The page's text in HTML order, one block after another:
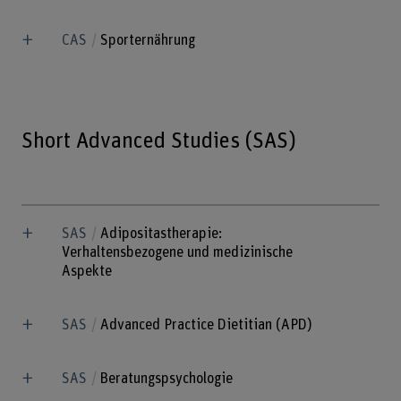
CAS Sporternährung
Short Advanced Studies (SAS)
SAS
Adipositastherapie:
Verhaltensbezogene und medizinische
Aspekte
SAS Advanced Practice Dietitian (APD)
SAS Beratungspsychologie